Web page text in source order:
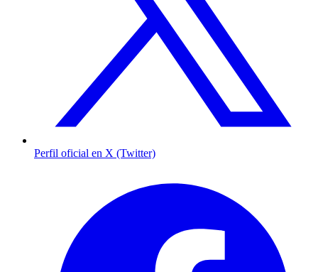
Perfil oficial en X (Twitter)